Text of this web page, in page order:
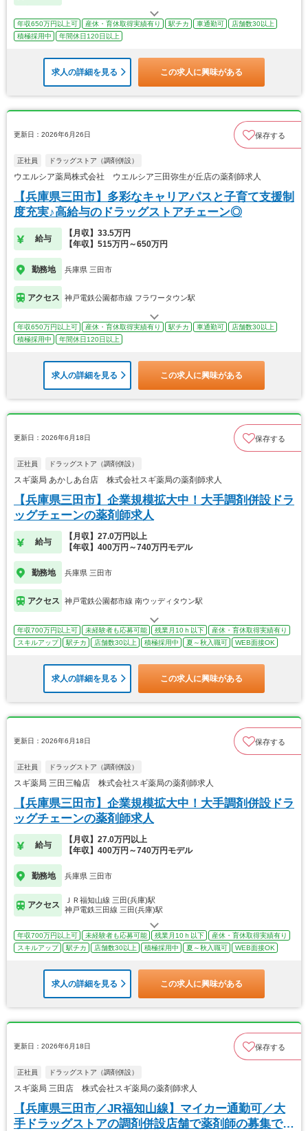
年収650万円以上可 産休・育休取得実績有り 駅チカ 車通勤可
店舗数30以上
積極採用中
年間休日120日以上
求人の詳細を見る この求人に興味がある
更新日：2026年6月26日 保存する
正社員 ドラッグストア（調剤併設）
ウエルシア薬局株式会社 ウエルシア三田弥生が丘店の薬剤師求人
【兵庫県三田市】多彩なキャリアパスと子育て支援制
度充実♪高給与のドラッグストアチェーン◎
給与
【月収】33.5万円
【年収】515万円～650万円
勤務地 兵庫県 三田市
アクセス 神戸電鉄公園都市線 フラワータウン駅
年収650万円以上可 産休・育休取得実績有り 駅チカ 車通勤可
店舗数30以上
積極採用中
年間休日120日以上
求人の詳細を見る この求人に興味がある
更新日：2026年6月18日 保存する
正社員 ドラッグストア（調剤併設）
スギ薬局 あかしあ台店 株式会社スギ薬局の薬剤師求人
【兵庫県三田市】企業規模拡大中！大手調剤併設ドラ
ッグチェーンの薬剤師求人
給与
【月収】27.0万円以上
【年収】400万円～740万円モデル
勤務地 兵庫県 三田市
アクセス 神戸電鉄公園都市線 南ウッディタウン駅
年収700万円以上可 未経験者も応募可能 残業月10ｈ以下
産休・育休取得実績有り
スキルアップ
駅チカ 店舗数30以上 積極採用中 夏～秋入職可 WEB面接OK
求人の詳細を見る この求人に興味がある
更新日：2026年6月18日 保存する
正社員 ドラッグストア（調剤併設）
スギ薬局 三田三輪店 株式会社スギ薬局の薬剤師求人
【兵庫県三田市】企業規模拡大中！大手調剤併設ドラ
ッグチェーンの薬剤師求人
給与
【月収】27.0万円以上
【年収】400万円～740万円モデル
勤務地 兵庫県 三田市
アクセス
ＪＲ福知山線 三田(兵庫)駅
神戸電鉄三田線 三田(兵庫)駅
年収700万円以上可 未経験者も応募可能 残業月10ｈ以下
産休・育休取得実績有り
スキルアップ
駅チカ 店舗数30以上 積極採用中 夏～秋入職可 WEB面接OK
求人の詳細を見る この求人に興味がある
更新日：2026年6月18日 保存する
正社員 ドラッグストア（調剤併設）
スギ薬局 三田店 株式会社スギ薬局の薬剤師求人
【兵庫県三田市／JR福知山線】マイカー通勤可／大
手ドラッグストアの調剤併設店舗で薬剤師の募集で